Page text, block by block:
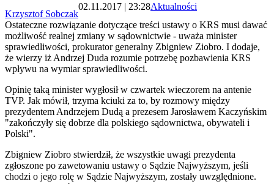
Krzysztof Sobczak
02.11.2017 | 23:28Aktualności
Ostateczne rozwiązanie dotyczące treści ustawy o KRS musi dawać
możliwość realnej zmiany w sądownictwie - uważa minister
sprawiedliwości, prokurator generalny Zbigniew Ziobro. I dodaje,
że wierzy iż Andrzej Duda rozumie potrzebę pozbawienia KRS
wpływu na wymiar sprawiedliwości.
Opinię taką minister wygłosił w czwartek wieczorem na antenie
TVP. Jak mówił, trzyma kciuki za to, by rozmowy między
prezydentem Andrzejem Dudą a prezesem Jarosławem Kaczyńskim
"zakończyły się dobrze dla polskiego sądownictwa, obywateli i
Polski".
Zbigniew Ziobro stwierdził, że wszystkie uwagi prezydenta
zgłoszone po zawetowaniu ustawy o Sądzie Najwyższym, jeśli
chodzi o jego rolę w Sądzie Najwyższym, zostały uwzględnione.